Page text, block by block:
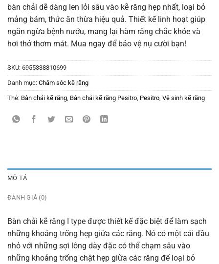
bàn chải dễ dàng len lỏi sâu vào kẽ răng hẹp nhất, loại bỏ
mảng bám, thức ăn thừa hiệu quả. Thiết kế linh hoạt giúp
ngăn ngừa bệnh nướu, mang lại hàm răng chắc khỏe và
hơi thở thơm mát. Mua ngay để bảo vệ nụ cười bạn!
SKU: 6955338810699
Danh mục: Chăm sóc kẽ răng
Thẻ: Bàn chải kẽ răng Bàn chải kẽ răng Pesitro Pesitro Vệ sinh kẽ răng
MÔ TẢ
ĐÁNH GIÁ (0)
Bàn chải kẽ răng I type được thiết kế đặc biệt để làm sạch
những khoảng trống hẹp giữa các răng. Nó có một cái đầu
nhỏ với những sợi lông dày đặc có thể chạm sâu vào
những khoảng trống chật hẹp giữa các răng để loại bỏ